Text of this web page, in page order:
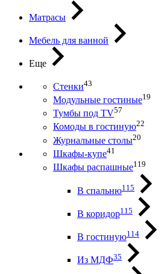
Матрасы
Мебель для ванной
Еще
Стенки43
Модульные гостиные19
Тумбы под ТV57
Комоды в гостиную22
Журнальные столы20
Шкафы-купе41
Шкафы распашные119
В спальню115
В коридор115
В гостиную114
Из МДФ35